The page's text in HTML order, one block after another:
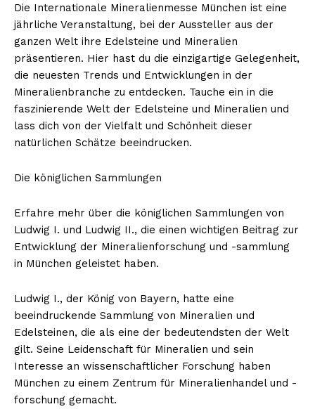
Die Internationale Mineralienmesse München ist eine
jährliche Veranstaltung, bei der Aussteller aus der
ganzen Welt ihre Edelsteine und Mineralien
präsentieren. Hier hast du die einzigartige Gelegenheit,
die neuesten Trends und Entwicklungen in der
Mineralienbranche zu entdecken. Tauche ein in die
faszinierende Welt der Edelsteine und Mineralien und
lass dich von der Vielfalt und Schönheit dieser
natürlichen Schätze beeindrucken.
Die königlichen Sammlungen
Erfahre mehr über die königlichen Sammlungen von
Ludwig I. und Ludwig II., die einen wichtigen Beitrag zur
Entwicklung der Mineralienforschung und -sammlung
in München geleistet haben.
Ludwig I., der König von Bayern, hatte eine
beeindruckende Sammlung von Mineralien und
Edelsteinen, die als eine der bedeutendsten der Welt
gilt. Seine Leidenschaft für Mineralien und sein
Interesse an wissenschaftlicher Forschung haben
München zu einem Zentrum für Mineralienhandel und -
forschung gemacht.